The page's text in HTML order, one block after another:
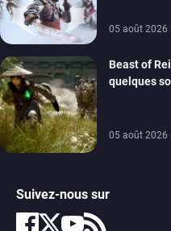
05 août 2026
Beast of
quelques
05 août 2026
Suivez-nous sur